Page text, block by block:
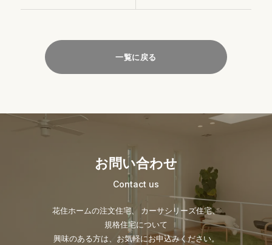
一覧に戻る
お問い合わせ
Contact us
花住ホームの注文住宅、 カーサシリーズ住宅、
規格住宅について
興味のある方は、お気軽にお申込みください。